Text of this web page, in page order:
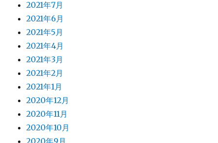
2021年7月
2021年6月
2021年5月
2021年4月
2021年3月
2021年2月
2021年1月
2020年12月
2020年11月
2020年10月